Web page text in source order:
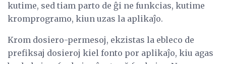
kutime, sed tiam parto de ĝi ne funkcias, kutime
kromprogramo, kiun uzas la aplikaĵo.
Krom dosiero-permesoj, ekzistas la ebleco de
prefiksaj dosieroj kiel fonto por aplikaĵo, kiu agas